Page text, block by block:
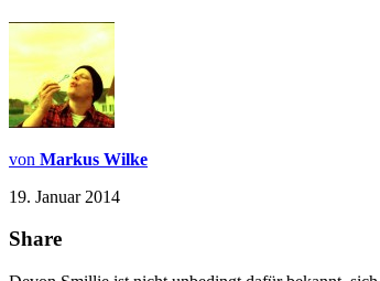
von Markus Wilke
19. Januar 2014
Share